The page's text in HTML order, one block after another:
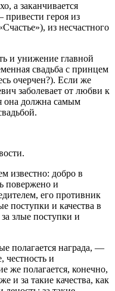
а заканчивается
привести героя из
из несчастного
и унижение главной
свадьба с принцем
очерчен?). Если же
заболевает от любви к
она должна самым
известно: добро в
повержено и
его противник
поступки и качества в
за злые поступки и
полагается награда, —
честность и
же полагается, конечно,
и за такие качества, как